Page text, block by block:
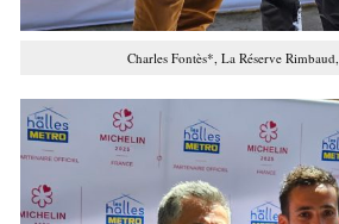
Charles Fontès*, La Réserve